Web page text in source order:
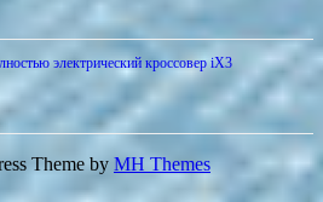
электрический кроссовер iX3
Theme by MH Themes